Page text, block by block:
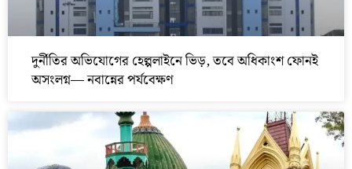
দুর্নীতির অভিযোগের হেল্পলাইনে ভিড়, তবে অধিকাংশ ফোনই
অসংলগ্ন— নবান্নের পর্যবেক্ষণ